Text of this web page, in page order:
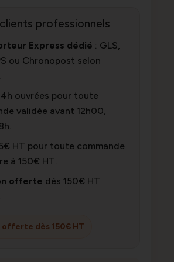
professionnels
Express dédié : GLS,
ou Chronopost selon
ouvrées pour toute
validée avant 12h00,
HT pour toute commande
à 150€ HT.
offerte dès 150€ HT
offerte dès 150€ HT